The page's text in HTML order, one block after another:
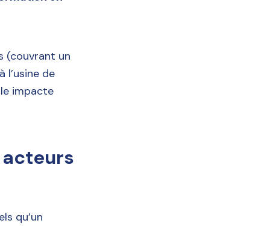
(couvrant un
l’usine de
impacte
qu’un